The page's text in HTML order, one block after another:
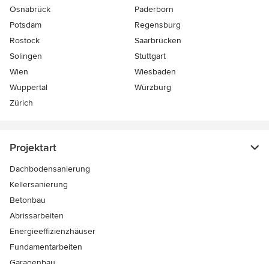
Osnabrück
Paderborn
Potsdam
Regensburg
Rostock
Saarbrücken
Solingen
Stuttgart
Wien
Wiesbaden
Wuppertal
Würzburg
Zürich
Projektart
Dachbodensanierung
Kellersanierung
Betonbau
Abrissarbeiten
Energieeffizienzhäuser
Fundamentarbeiten